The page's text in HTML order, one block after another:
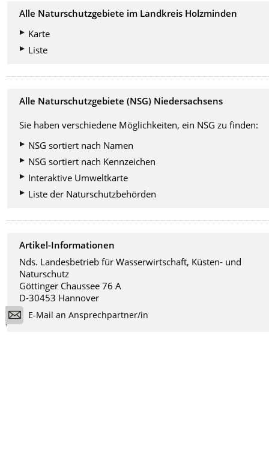
Alle Naturschutzgebiete im Landkreis Holzminden
Karte
Liste
Alle Naturschutzgebiete (NSG) Niedersachsens
Sie haben verschiedene Möglichkeiten, ein NSG zu finden:
NSG sortiert nach Namen
NSG sortiert nach Kennzeichen
Interaktive Umweltkarte
Liste der Naturschutzbehörden
Artikel-Informationen
Nds. Landesbetrieb für Wasserwirtschaft, Küsten- und
Naturschutz
Göttinger Chaussee 76 A
D-30453 Hannover
E-Mail an Ansprechpartner/in